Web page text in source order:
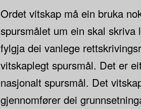
Ordet vitskap må ein bruka
spursmålet um ein skal skriva
fylgja dei vanlege
vitskaplegt spursmål. Det er
nasjonalt spursmål. Det
gjennomfører dei